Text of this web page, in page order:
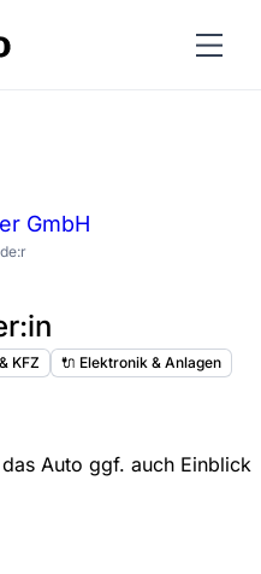
GmbH
KFZ 🔌 Elektronik & Anlagen
Auto ggf. auch Einblick